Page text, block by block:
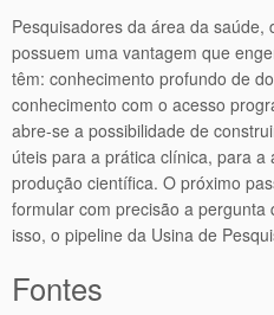
Pesquisadores da área da
possuem uma vantagem que
têm: conhecimento profundo de
conhecimento com o acesso
abre-se a possibilidade de
úteis para a prática clínica, para a
produção científica. O próximo
formular com precisão a pergunta
isso, o pipeline da Usina de
Fontes